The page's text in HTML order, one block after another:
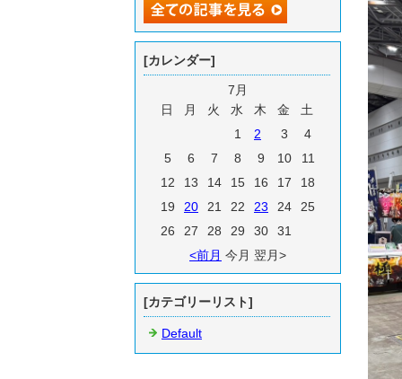
[カレンダー]
7月
日
月 火 水 木 金
土
1
2 3
4
5
6 7 8 9 10
11
12
13 14 15 16 17
18
19
20 21 22 23 24
25
26
27 28 29 30
31
<前月 今月 翌月>
[カテゴリーリスト]
Default